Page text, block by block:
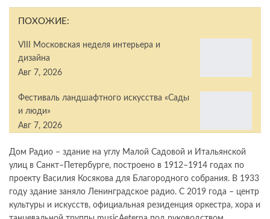
ПОХОЖИЕ:
VIII Московская неделя интерьера и
дизайна
Авг 7, 2026
Фестиваль ландшафтного искусства «Сады
и люди»
Авг 7, 2026
Дом Радио – здание на углу Малой Садовой и Итальянской
улиц в Санкт–Петербурге, построено в 1912–1914 годах по
проекту Василия Косякова для Благородного собрания. В 1933
году здание заняло Ленинградское радио. С 2019 года – центр
культуры и искусств, официальная резиденция оркестра, хора и